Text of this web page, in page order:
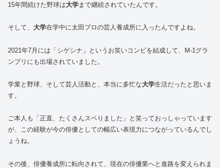
15年間続けた野球は大学 まで継続されていたんです。
そして、 大学在学中に太田プロの芸人養成所に入ったんですよね。
2021年7月には「シゲシナ」というお笑いコンビを結成して、M-1グラ
ンプリにも出場されていました。
学業と野球、そして芸人活動と、本当に多忙な大学生活だったと思いま
す。
ご本人も「正直、たくさんスベりました」と笑っておっしゃっています
が、この経験が今の俳優としての幅広い表現力につながっているんでし
ょうね。
その後、俳優養成所に転向されて、現在の俳優業へと進路を変えられま